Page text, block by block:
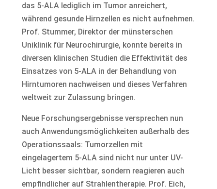
das 5-ALA lediglich im Tumor anreichert,
während gesunde Hirnzellen es nicht aufnehmen.
Prof. Stummer, Direktor der münsterschen
Uniklinik für Neurochirurgie, konnte bereits in
diversen klinischen Studien die Effektivität des
Einsatzes von 5-ALA in der Behandlung von
Hirntumoren nachweisen und dieses Verfahren
weltweit zur Zulassung bringen.
Neue Forschungsergebnisse versprechen nun
auch Anwendungsmöglichkeiten außerhalb des
Operationssaals: Tumorzellen mit
eingelagertem 5-ALA sind nicht nur unter UV-
Licht besser sichtbar, sondern reagieren auch
empfindlicher auf Strahlentherapie. Prof. Eich,